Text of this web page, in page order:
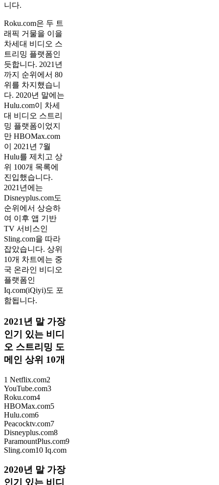
니다.
Roku.com은 두 트
래픽 거물을 이을
차세대 비디오 스
트리밍 플랫폼인
듯합니다. 2021년
까지 순위에서 80
위를 차지했습니
다. 2020년 말에는
Hulu.com이 차세
대 비디오 스트리
밍 플랫폼이었지
만 HBOMax.com
이 2021년 7월
Hulu를 제치고 상
위 100개 목록에
진입했습니다.
2021년에는
Disneyplus.com도
순위에서 상승하
여 이후 앱 기반
TV 서비스인
Sling.com을 따라
잡았습니다. 상위
10개 차트에는 중
국 온라인 비디오
플랫폼인
Iq.com(iQiyi)도 포
함됩니다.
2021년 말 가장
인기 있는 비디
오 스트리밍 도
메인 상위 10개
1 Netflix.com2
YouTube.com3
Roku.com4
HBOMax.com5
Hulu.com6
Peacocktv.com7
Disneyplus.com8
ParamountPlus.com9
Sling.com10 Iq.com
2020년 말 가장
인기 있는 비디